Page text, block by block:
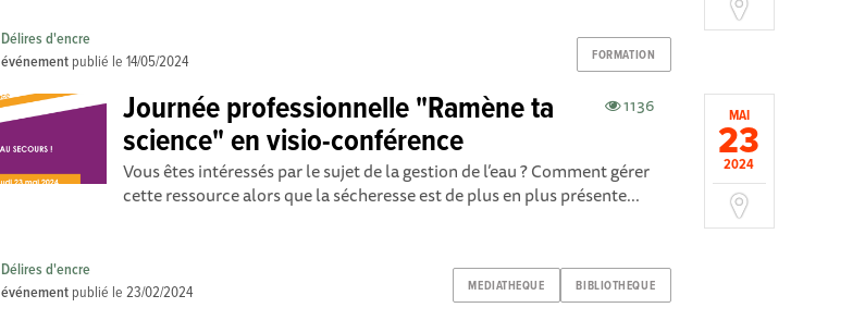
FORMATION
Délires d'encre
événement publié le14/05/2024
MAI
23
2024
1136
Journée professionnelle "Ramène ta
science" en visio-conférence
Vous êtes intéressés par le sujet de la gestion de l’eau ? Comment gérer
cette ressource alors que la sécheresse est de plus en plus présente...
MEDIATHEQUE BIBLIOTHEQUE
Délires d'encre
événement publié le23/02/2024